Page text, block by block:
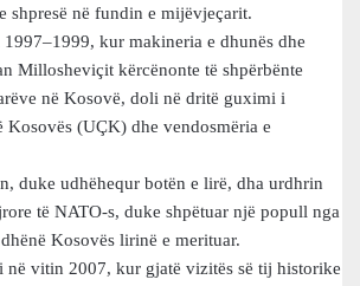
shpresë në fundin e mijëvjeçarit.
kur makineria e dhunës dhe
Millosheviçit kërcënonte të shpërbënte
në Kosovë, doli në dritë guximi i
Kosovës (UÇK) dhe vendosmëria e
duke udhëhequr botën e lirë, dha urdhrin
të NATO-s, duke shpëtuar një popull nga
Kosovës lirinë e merituar.
vitin 2007, kur gjatë vizitës së tij historike